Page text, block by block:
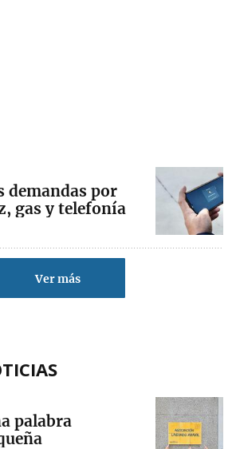
demandas por
gas y telefonía
Ver más
palabra